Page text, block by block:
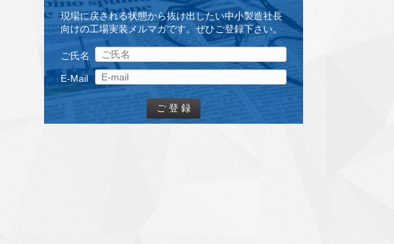
現場に戻される状態から抜け出したい中小製造社長
向けの工場実装メルマガです。ぜひご登録下さい。
ご氏名
E-Mail